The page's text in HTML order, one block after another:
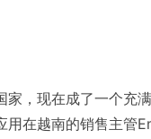
，现在成了一个充
用在越南的销售主管